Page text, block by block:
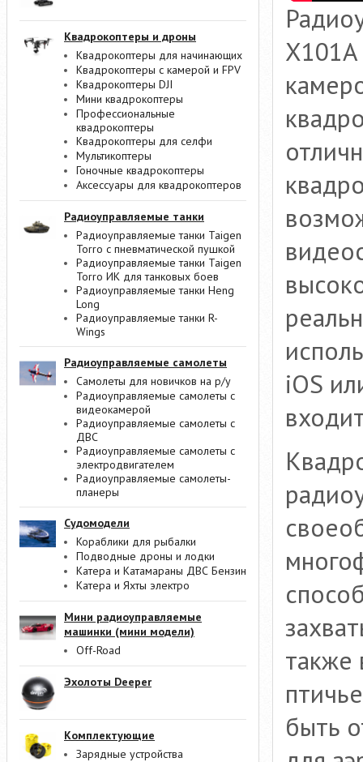
Квадрокоптеры и дроны
Квадрокоптеры для начинающих
Квадрокоптеры с камерой и FPV
Квадрокоптеры DJI
Мини квадрокоптеры
Профессиональные
квадрокоптеры
Квадрокоптеры для селфи
Мультикоптеры
Гоночные квадрокоптеры
Аксессуары для квадрокоптеров
Радиоуправляемые танки
Радиоуправляемые танки Taigen
Torro с пневматической пушкой
Радиоуправляемые танки Taigen
Torro ИК для танковых боев
Радиоуправляемые танки Heng
Long
Радиоуправляемые танки R-
Wings
Радиоуправляемые самолеты
Самолеты для новичков на р/у
Радиоуправляемые самолеты с
видеокамерой
Радиоуправляемые самолеты с
ДВС
Радиоуправляемые самолеты с
электродвигателем
Радиоуправляемые самолеты-
планеры
Судомодели
Кораблики для рыбалки
Подводные дроны и лодки
Катера и Катамараны ДВС Бензин
Катера и Яхты электро
Мини радиоуправляемые
машинки (мини модели)
Off-Road
Эхолоты Deeper
Комплектующие
Зарядные устройства
iOS
также
быть